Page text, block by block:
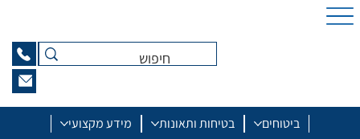
ביטוחים בטיחות ותאונות מידע מקצועי